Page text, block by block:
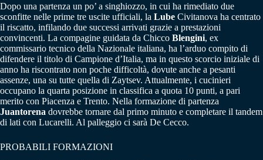
Dopo una partenza un po’ a singhiozzo, in cui ha rimediato due
sconfitte nelle prime tre uscite ufficiali, la Lube Civitanova ha centrato
il riscatto, infilando due successi arrivati grazie a prestazioni
convincenti. La compagine guidata da Chicco Blengini, ex
commissario tecnico della Nazionale italiana, ha l’arduo compito di
difendere il titolo di Campione d’Italia, ma in questo scorcio iniziale di
anno ha riscontrato non poche difficoltà, dovute anche a pesanti
assenze, una su tutte quella di Zaytsev. Attualmente, i cucinieri
occupano la quarta posizione in classifica a quota 10 punti, a pari
merito con Piacenza e Trento. Nella formazione di partenza
Juantorena dovrebbe tornare dal primo minuto e completare il tandem
di lati con Lucarelli. Al palleggio ci sarà De Cecco.
PROBABILI FORMAZIONI